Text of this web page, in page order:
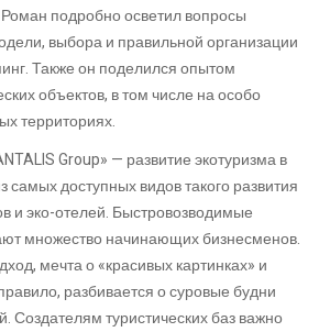
подробно осветил вопросы
выбора и правильной организации
Также он поделился опытом
объектов, в том числе на особо
территориях.
Group» — развитие экотуризма в
доступных видов такого развития
и эко-отелей. Быстровозводимые
множество начинающих бизнесменов.
мечта о «красивых картинках» и
разбивается о суровые будни
Создателям туристических баз важно